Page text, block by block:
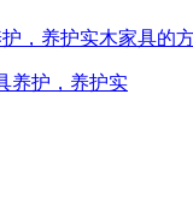
养护，养护实